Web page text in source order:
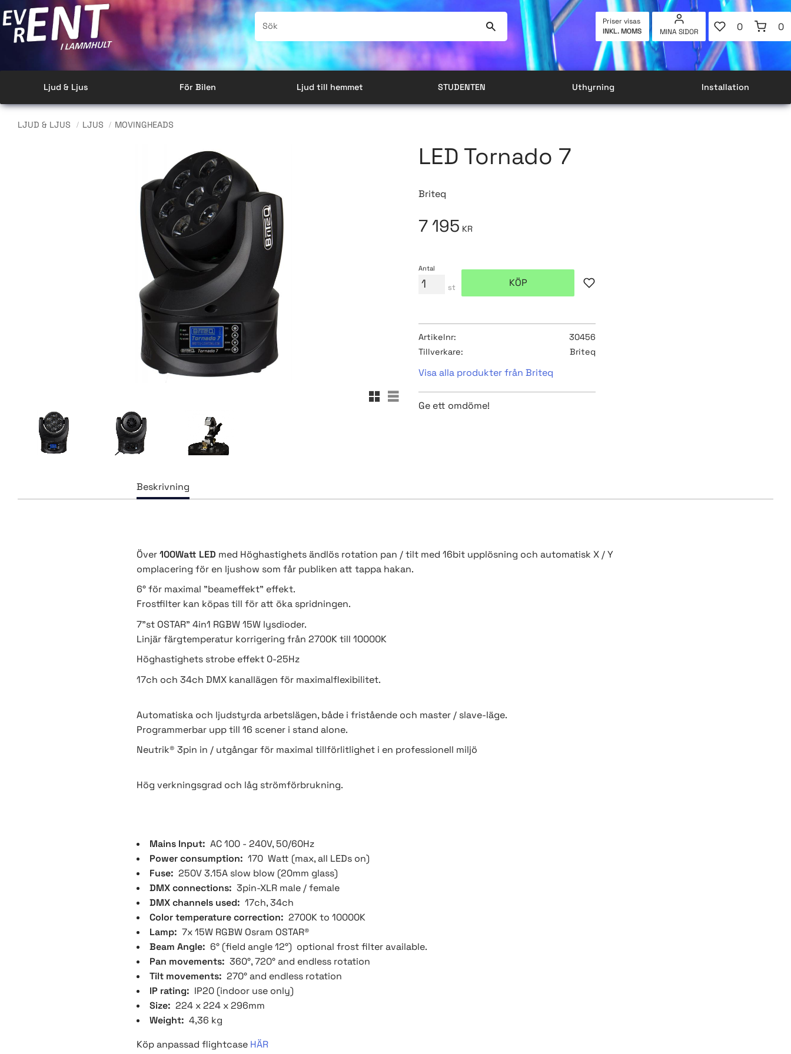
Priser visas
INKL. MOMS
MINA SIDOR
FAVORITER
ANTAL
0 0
Ljud & Ljus För Bilen Ljud till hemmet STUDENTEN Uthyrning Installation
LJUD & LJUS LJUS MOVINGHEADS
LED Tornado 7
Briteq
Rutnätsvy
Listvy
7 195 KR
Antal
st KÖP Lägg till i favoriter
Artikelnr
30456
Tillverkare
Briteq
Visa alla produkter från Briteq
Ge ett omdöme!
Över100Watt LED med Höghastighets ändlös rotation pan / tilt med 16bit upplösning och automatisk X / Y
omplacering för en ljushow som får publiken att tappa hakan.
6° för maximal "beameffekt" effekt.
Frostfilter kan köpas till för att öka spridningen.
7”st OSTAR" 4in1 RGBW 15W lysdioder.
Linjär färgtemperatur korrigering från 2700K till 10000K
Höghastighets strobe effekt 0-25Hz
17ch och 34ch DMX kanallägen för maximalflexibilitet.
Automatiska och ljudstyrda arbetslägen, både i fristående och master / slave-läge.
Programmerbar upp till 16 scener i stand alone.
Neutrik® 3pin in / utgångar för maximal tillförlitlighet i en professionell miljö
Hög verkningsgrad och låg strömförbrukning.
Mains Input: AC 100 - 240V, 50/60Hz
Power consumption: 170 Watt (max, all LEDs on)
Fuse: 250V 3.15A slow blow (20mm glass)
DMX connections: 3pin-XLR male / female
DMX channels used: 17ch, 34ch
Color temperature correction: 2700K to 10000K
Lamp: 7x 15W RGBW Osram OSTAR®
Beam Angle: 6° (field angle 12°) optional frost filter available.
Pan movements: 360°, 720° and endless rotation
Tilt movements: 270° and endless rotation
IP rating: IP20 (indoor use only)
Size: 224 x 224 x 296mm
Weight: 4,36 kg
Köp anpassad flightcase HÄR